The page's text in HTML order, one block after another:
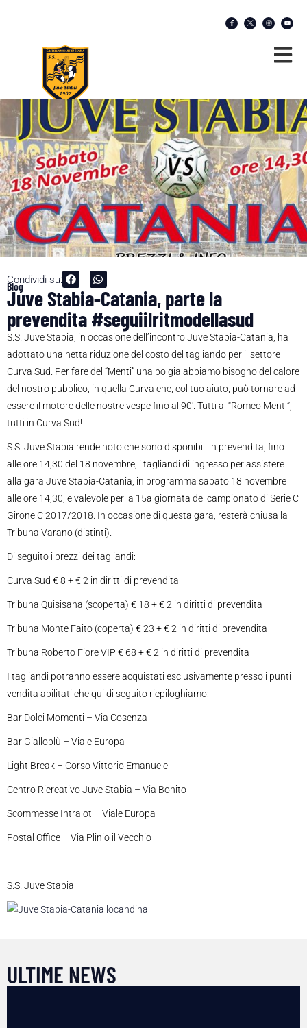
Condividi su:
Blog
Juve Stabia-Catania, parte la
prevendita #seguiilritmodellasud
S.S. Juve Stabia, in occasione dell’incontro Juve Stabia-Catania, ha
adottato una netta riduzione del costo del tagliando per il settore
Curva Sud. Per fare del “Menti” una bolgia abbiamo bisogno del calore
del nostro pubblico, in quella Curva che, col tuo aiuto, può tornare ad
essere il motore delle nostre vespe fino al 90′. Tutti al “Romeo Menti”,
tutti in Curva Sud!
S.S. Juve Stabia rende noto che sono disponibili in prevendita, fino
alle ore 14,30 del 18 novembre, i tagliandi di ingresso per assistere
alla gara Juve Stabia-Catania, in programma sabato 18 novembre
alle ore 14,30, e valevole per la 15a giornata del campionato di Serie C
Girone C 2017/2018. In occasione di questa gara, resterà chiusa la
Tribuna Varano (distinti).
Di seguito i prezzi dei tagliandi:
Curva Sud € 8 + € 2 in diritti di prevendita
Tribuna Quisisana (scoperta) € 18 + € 2 in diritti di prevendita
Tribuna Monte Faito (coperta) € 23 + € 2 in diritti di prevendita
Tribuna Roberto Fiore VIP € 68 + € 2 in diritti di prevendita
I tagliandi potranno essere acquistati esclusivamente presso i punti
vendita abilitati che qui di seguito riepiloghiamo:
Bar Dolci Momenti – Via Cosenza
Bar Gialloblù – Viale Europa
Light Break – Corso Vittorio Emanuele
Centro Ricreativo Juve Stabia – Via Bonito
Scommesse Intralot – Viale Europa
Postal Office – Via Plinio il Vecchio
S.S. Juve Stabia
ULTIME NEWS